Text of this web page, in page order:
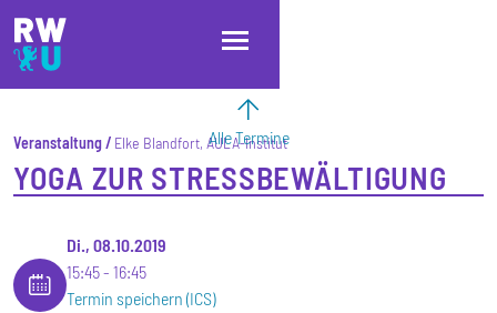
Direkt zum Inhalt
Direkt zur Hauptnavigation
Direkt zum Fußbereich
Alle Termine
Veranstaltung Elke Blandfort, AULA-Institut
YOGA ZUR STRESSBEWÄLTIGUNG
Di., 08.10.2019
15:45
16:45
Termin speichern (ICS)